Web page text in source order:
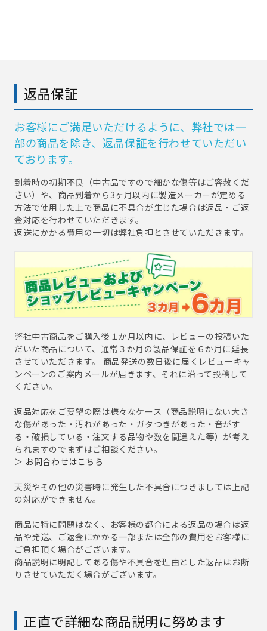
返品保証
お客様にご満足いただけるように、弊社では一
部の商品を除き、返品保証を行わせていただい
ております。
到着時の初期不良（中古品ですので細かな傷等はご容赦くだ
さい）や、商品到着から3ヶ月以内に製造メーカーが定める
方法で使用した上で商品に不具合が生じた場合は返品・ご返
金対応を行わせていただきます。
返送にかかる費用の一切は弊社負担とさせていただきます。
弊社中古商品をご購入後１か月以内に、レビューの投稿いた
だいた商品について、通常３か月の製品保証を６か月に延長
させていただきます。 商品発送の数日後に届くレビューキャ
ンペーンのご案内メールが届きます、それに沿って投稿して
ください。
返品対応をご要望の際は様々なケース（商品説明にない大き
な傷があった・汚れがあった・ガタつきがあった・音がす
る・破損している・注文する品物や数を間違えた等）が考え
られますのでまずはご相談ください。
＞ お問合わせはこちら
天災やその他の災害時に発生した不具合につきましては上記
の対応ができません。
商品に特に問題はなく、お客様の都合による返品の場合は返
品や発送、ご返金にかかる一部または全部の費用をお客様に
ご負担頂く場合がございます。
商品説明に明記してある傷や不具合を理由とした返品はお断
りさせていただく場合がございます。
正直で詳細な商品説明に努めます